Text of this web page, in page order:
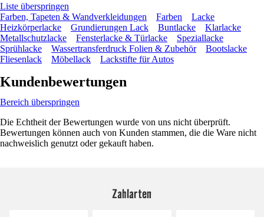
Liste überspringen
Farben, Tapeten & Wandverkleidungen
Farben
Lacke
Heizkörperlacke
Grundierungen Lack Buntlacke
Klarlacke
Metallschutzlacke
Fensterlacke & Türlacke
Speziallacke
Sprühlacke
Wassertransferdruck Folien & Zubehör
Bootslacke
Fliesenlack
Möbellack Lackstifte für Autos
Kundenbewertungen
Bereich überspringen
Die Echtheit der Bewertungen wurde von uns nicht überprüft.
Bewertungen können auch von Kunden stammen, die die Ware nicht
nachweislich genutzt oder gekauft haben.
Zahlarten